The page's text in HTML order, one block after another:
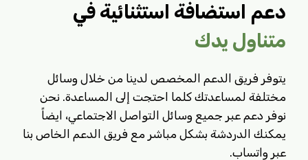
دعم استضافة استثنائية في
متناول يدك
يتوفر فريق الدعم المخصص لدينا من خلال وسائل
مختلفة لمساعدتك كلما احتجت إلى المساعدة. نحن
نوفر دعم عبر جميع وسائل التواصل الاجتماعي، ايضاً
يمكنك الدردشة بشكل مباشر مع فريق الدعم الخاص بنا
عبر واتساب.